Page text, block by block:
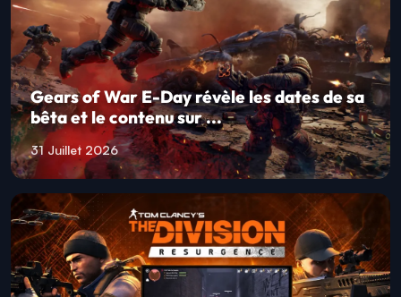
Gears of War E-Day révèle les dates de sa
bêta et le contenu sur ...
31 Juillet 2026